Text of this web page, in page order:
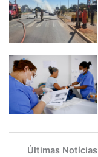
Últimas Notícias